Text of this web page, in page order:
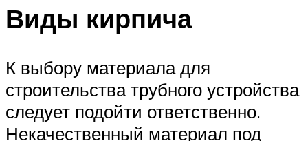
Виды кирпича
К выбору материала для
строительства трубного устройства
следует подойти ответственно.
Некачественный материал под